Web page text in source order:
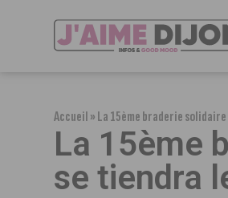
Accueil»La 15ème braderie
La 15ème
se tiendra